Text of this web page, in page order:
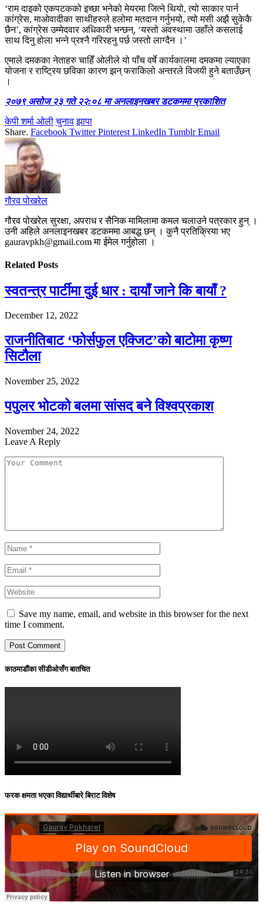
‘राम दाइको एकपटकको इच्छा भनेको मेयरमा जित्ने थियो, त्यो साकार पार्न
कांग्रेस, माओवादीका साथीहरुले हलोमा मतदान गर्नुभयो, त्यो मसी अझै सुकेकै
छैन’, कांग्रेस उम्मेदवार अधिकारी भन्छन्, ‘यस्तो अवस्थामा उहाँले कसलाई
साथ दिनु होला भन्ने प्रश्नै गरिरहनु पर्छ जस्तो लाग्दैन ।’
एमाले दमकका नेताहरु चाहिँ ओलीले यो पाँच वर्षे कार्यकालमा दमकमा ल्याएका
योजना र राष्ट्रिय छविका कारण झन् फराकिलो अन्तरले विजयी हुने बताउँछन्
।
२०७९ असोज २३ गते २२:०८ मा अनलाइनखबर डटकममा प्रकाशित
केपी शर्मा ओली चुनाव झापा
Share. Facebook Twitter Pinterest LinkedIn Tumblr Email
गौरव पोखरेल
गौरव पोखरेल सुरक्षा, अपराध र सैनिक मामिलामा कमल चलाउने पत्रकार हुन् ।
उनी अहिले अनलाइनखबर डटकममा आबद्ध छन् । कुनै प्रतिक्रिया भए
gauravpkh@gmail.com मा ईमेल गर्नुहोला ।
Related Posts
स्वतन्त्र पार्टीमा दुई धार : दायाँ जाने कि बायाँ ?
December 12, 2022
राजनीतिबाट ‘फोर्सफुल एक्जिट’को बाटोमा कृष्ण
सिटौला
November 25, 2022
पपुलर भोटको बलमा सांसद बने विश्वप्रकाश
November 24, 2022
Leave A Reply
Save my name, email, and website in this browser for the next
time I comment.
काठमाडौंका सीडीओसँग बातचित
फरक क्षमता भएका विद्यार्थीबारे बिराट विशेष